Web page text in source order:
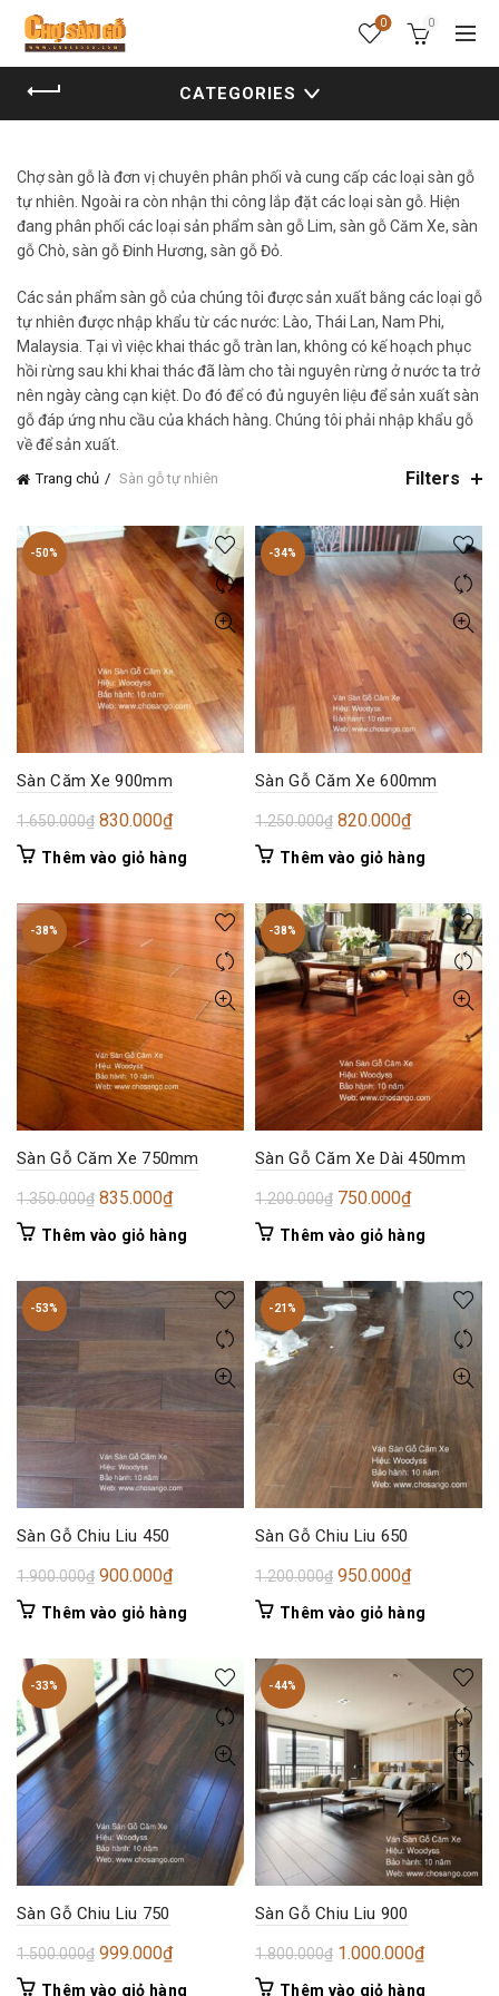
0 0
CATEGORIES
Chợ sàn gỗ là đơn vị chuyên phân phối và cung cấp các loại sàn gỗ
tự nhiên. Ngoài ra còn nhận thi công lắp đặt các loại sàn gỗ. Hiện
đang phân phối các loại sản phẩm sàn gỗ Lim, sàn gỗ Căm Xe, sàn
gỗ Chò, sàn gỗ Đinh Hương, sàn gỗ Đỏ.
Các sản phẩm sàn gỗ của chúng tôi được sản xuất bằng các loại gỗ
tự nhiên được nhập khẩu từ các nước: Lào, Thái Lan, Nam Phi,
Malaysia. Tại vì việc khai thác gỗ tràn lan, không có kế hoạch phục
hồi rừng sau khi khai thác đã làm cho tài nguyên rừng ở nước ta trở
nên ngày càng cạn kiệt. Do đó để có đủ nguyên liệu để sản xuất sàn
gỗ đáp ứng nhu cầu của khách hàng. Chúng tôi phải nhập khẩu gỗ
về để sản xuất.
Trang chủ Sàn gỗ tự nhiên Filters
-50%
Sàn Căm Xe 900mm
1.650.000₫ Giá
gốc
1.650.000₫.
830.000₫Giá
là:
830.000₫.
Thêm vào giỏ hàng
-34%
Sàn Gỗ Căm Xe 600mm
1.250.000₫ Giá
gốc
1.250.000₫.
820.000₫Giá
là:
820.000₫.
Thêm vào giỏ hàng
-38%
Sàn Gỗ Căm Xe 750mm
1.350.000₫ Giá
gốc
1.350.000₫.
835.000₫Giá
là:
835.000₫.
Thêm vào giỏ hàng
-38%
Sàn Gỗ Căm Xe Dài 450mm
1.200.000₫ Giá
gốc
1.200.000₫.
750.000₫Giá
là:
750.000₫.
Thêm vào giỏ hàng
-53%
Sàn Gỗ Chiu Liu 450
1.900.000₫ Giá
gốc
1.900.000₫.
900.000₫Giá
900.000₫.
Thêm vào giỏ hàng
-21%
Sàn Gỗ Chiu Liu 650
1.200.000₫ Giá
gốc
1.200.000₫.
950.000₫Giá
là:
950.000₫.
Thêm vào giỏ hàng
-33%
Sàn Gỗ Chiu Liu 750
1.500.000₫ Giá
gốc
999.000₫Giá
Thêm vào giỏ hàng
-44%
Sàn Gỗ Chiu Liu 900
1.800.000₫ Giá
gốc
1.000.000₫Giá
Thêm vào giỏ hàng